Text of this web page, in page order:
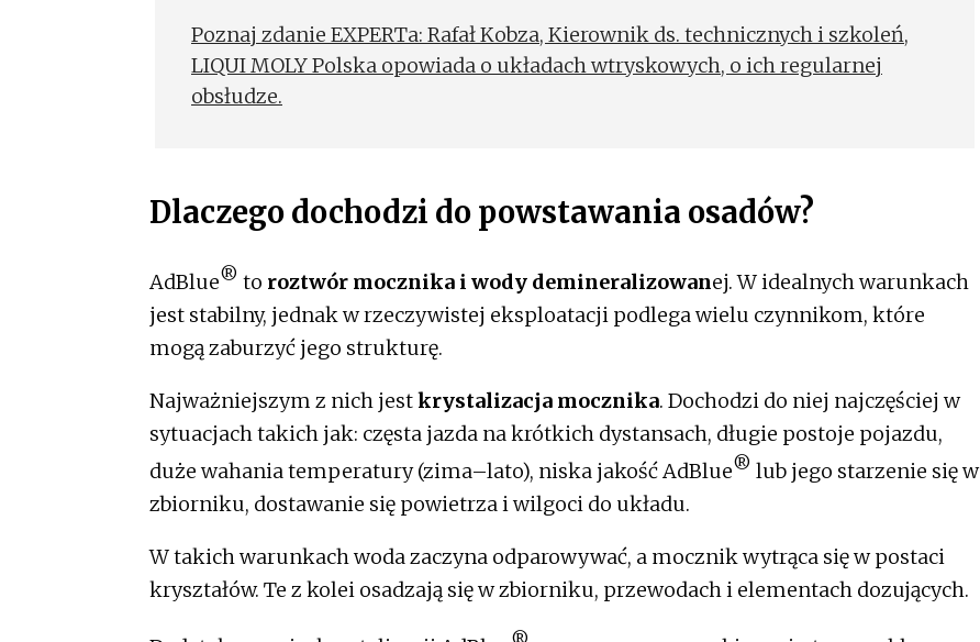
Poznaj zdanie EXPERTa: Rafał Kobza, Kierownik ds. technicznych i szkoleń,
LIQUI MOLY Polska opowiada o układach wtryskowych, o ich regularnej
obsłudze.
Dlaczego dochodzi do powsta­wania osadów?
AdBlue® to roztwór mocznika i wody demineralizowanej. W idealnych warunkach
jest stabilny, jednak w rzeczywistej eksploatacji podlega wielu czynnikom, które
mogą zaburzyć jego strukturę.
Najważniejszym z nich jestkrystalizacja mocznika. Dochodzi do niej najczęściej w
sytuacjach takich jak: częsta jazda na krótkich dystansach, długie postoje pojazdu,
duże wahania temperatury (zima–lato), niska jakość AdBlue® lub jego starzenie się w
zbiorniku, dostawanie się powietrza i wilgoci do układu.
W takich warunkach woda zaczyna odparowywać, a mocznik wytrąca się w postaci
kryształów. Te z kolei osadzają się w zbiorniku, przewodach i elementach dozujących.